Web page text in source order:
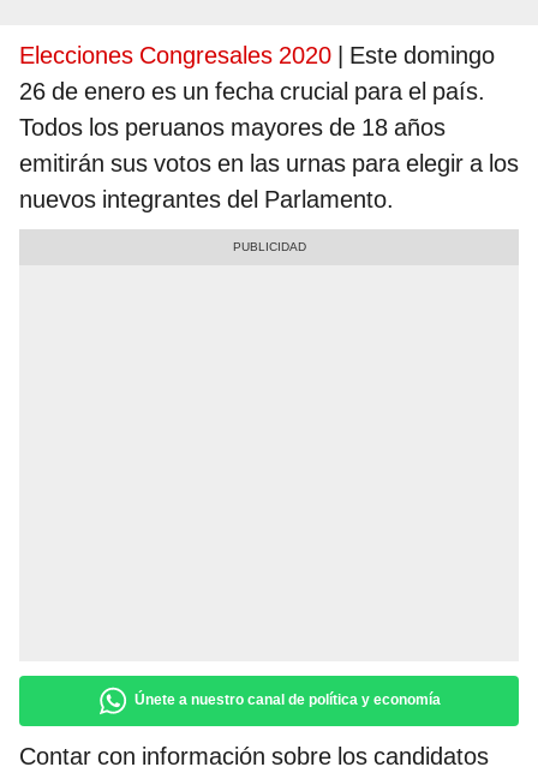
Elecciones Congresales 2020 | Este domingo
26 de enero es un fecha crucial para el país.
Todos los peruanos mayores de 18 años
emitirán sus votos en las urnas para elegir a los
nuevos integrantes del Parlamento.
Únete a nuestro canal de política y economía
Contar con información sobre los candidatos